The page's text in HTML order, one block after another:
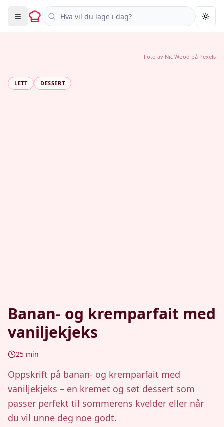
Søk i oppskrifter
LETT DESSERT
Banan- og kremparfait med
vaniljekjeks
25 min
Oppskrift på banan- og kremparfait med
vaniljekjeks – en kremet og søt dessert som
passer perfekt til sommerens kvelder eller når
du vil unne deg noe godt.
Foto av Nic Wood på Pexels